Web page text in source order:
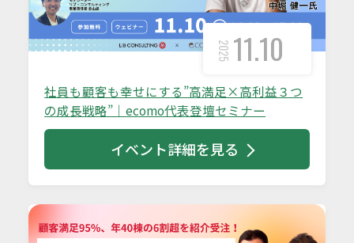
2025 11.10
社員も顧客も幸せにする”高満足×高利益３つ
の成長戦略”｜ecomo代表登壇セミナー
イベント詳細を見る